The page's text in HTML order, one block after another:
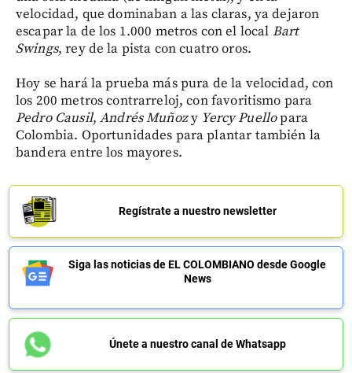
velocidad, que dominaban a las claras, ya dejaron
escapar la de los 1.000 metros con el local Bart
Swings, rey de la pista con cuatro oros.
Hoy se hará la prueba más pura de la velocidad, con
los 200 metros contrarreloj, con favoritismo para
Pedro Causil,AndrésMuñozy YercyPuellopara
Colombia. Oportunidades para plantar también la
bandera entre los mayores.
Regístrate a nuestro newsletter
Siga las noticias de EL COLOMBIANO desde Google
News
Únete a nuestro canal de Whatsapp